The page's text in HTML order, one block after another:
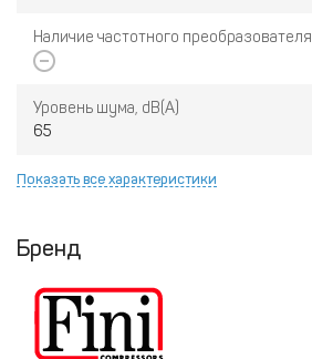
Наличие частотного преобразователя
Уровень шума, dB(A)
65
Показать все характеристики
Бренд